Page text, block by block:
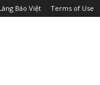
Báo Việt Terms of Use